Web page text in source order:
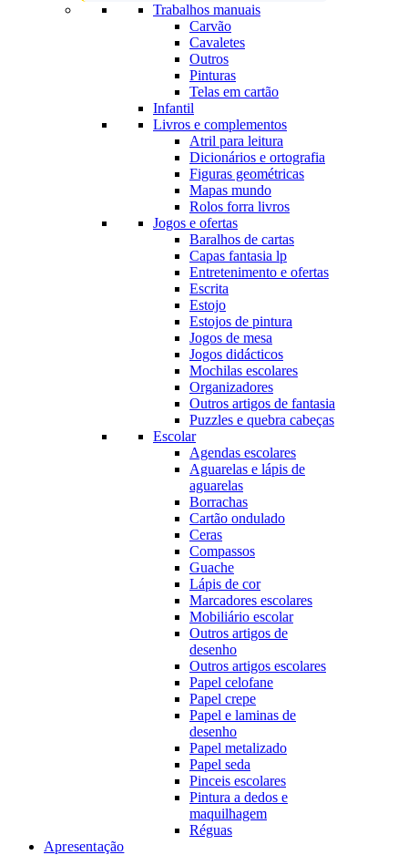
Trabalhos manuais
Carvão
Cavaletes
Outros
Pinturas
Telas em cartão
Infantil
Livros e complementos
Atril para leitura
Dicionários e ortografia
Figuras geométricas
Mapas mundo
Rolos forra livros
Jogos e ofertas
Baralhos de cartas
Capas fantasia lp
Entretenimento e ofertas
Escrita
Estojo
Estojos de pintura
Jogos de mesa
Jogos didácticos
Mochilas escolares
Organizadores
Outros artigos de fantasia
Puzzles e quebra cabeças
Escolar
Agendas escolares
Aguarelas e lápis de
aguarelas
Borrachas
Cartão ondulado
Ceras
Compassos
Guache
Lápis de cor
Marcadores escolares
Mobiliário escolar
Outros artigos de
desenho
Outros artigos escolares
Papel celofane
Papel crepe
Papel e laminas de
desenho
Papel metalizado
Papel seda
Pinceis escolares
Pintura a dedos e
maquilhagem
Réguas
Apresentação